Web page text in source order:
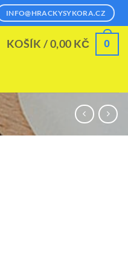
INFO@HRACKYSYKORA.CZ
KOŠÍK /0,00 KČ 0